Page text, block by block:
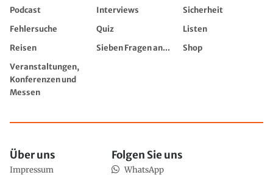
Podcast
Interviews
Sicherheit
Fehlersuche
Quiz
Listen
Reisen
Sieben Fragen an...
Shop
Veranstaltungen,
Konferenzen und
Messen
Über uns
Impressum
Folgen Sie uns
WhatsApp